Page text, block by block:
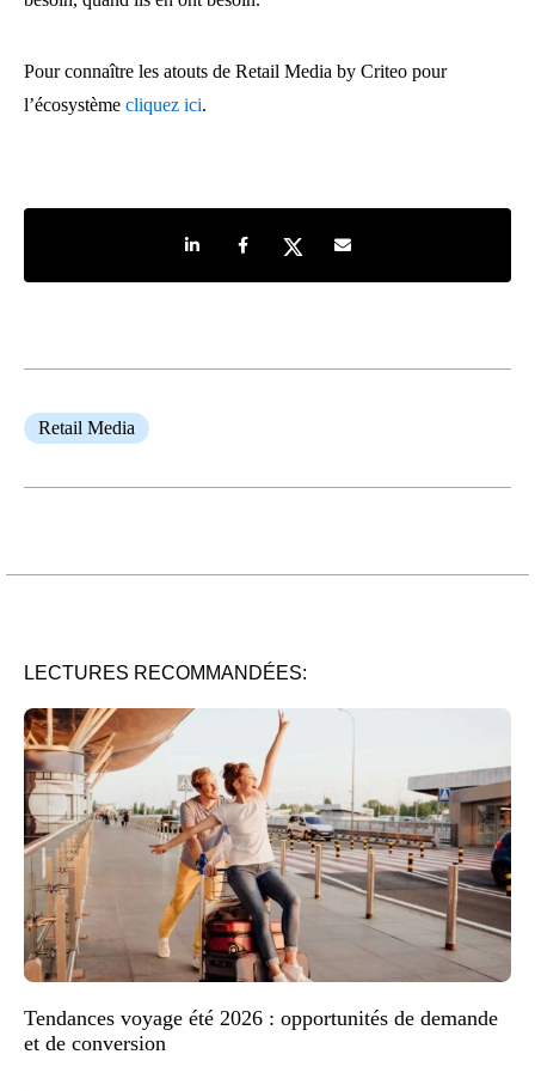
Pour connaître les atouts de Retail Media by Criteo pour
l’écosystème cliquez ici.
Share on LinkedIn
Share on Facebook
Share on TwitterShare by e-mail
Retail Media
LECTURES RECOMMANDÉES:
Tendances voyage été 2026 : opportunités de demande
et de conversion